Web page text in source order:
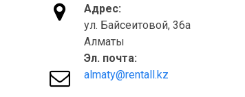


Адрес:
ул. Байсеитовой, 36а
Алматы
Эл. почта:
almaty@rentall.kz